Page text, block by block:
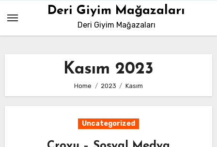
content
Deri Giyim Mağazaları
Deri Giyim Mağazaları
Kasım 2023
Home 2023 Kasım
Uncategorized